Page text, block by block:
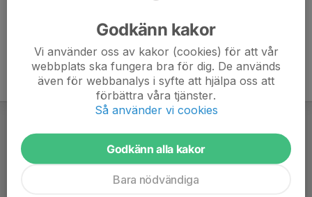
Godkänn kakor
Vi använder oss av kakor (cookies) för att vår
webbplats ska fungera bra för dig. De används
även för webbanalys i syfte att hjälpa oss att
förbättra våra tjänster.
Så använder vi cookies
Godkänn alla kakor
Bara nödvändiga